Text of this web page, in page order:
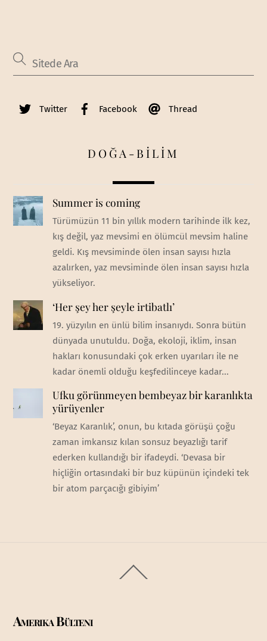
Twitter Facebook Thread
DOĞA-BİLİM
Summer is coming
Türümüzün 11 bin yıllık modern tarihinde ilk kez,
kış değil, yaz mevsimi en ölümcül mevsim haline
geldi. Kış mevsiminde ölen insan sayısı hızla
azalırken, yaz mevsiminde ölen insan sayısı hızla
yükseliyor.
‘Her şey her şeyle irtibatlı’
19. yüzyılın en ünlü bilim insanıydı. Sonra bütün
dünyada unutuldu. Doğa, ekoloji, iklim, insan
hakları konusundaki çok erken uyarıları ile ne
kadar önemli olduğu keşfedilinceye kadar...
Ufku görünmeyen bembeyaz bir karanlıkta
yürüyenler
‘Beyaz Karanlık’, onun, bu kıtada görüşü çoğu
zaman imkansız kılan sonsuz beyazlığı tarif
ederken kullandığı bir ifadeydi. ‘Devasa bir
hiçliğin ortasındaki bir buz küpünün içindeki tek
bir atom parçacığı gibiyim’
To
Amerika Bülteni